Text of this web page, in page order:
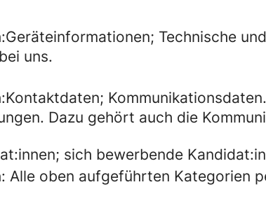
Technische
uns.
Kommunikationsdaten.
Dazu gehört auch die
sich bewerbende
oben aufgeführten Kategorien